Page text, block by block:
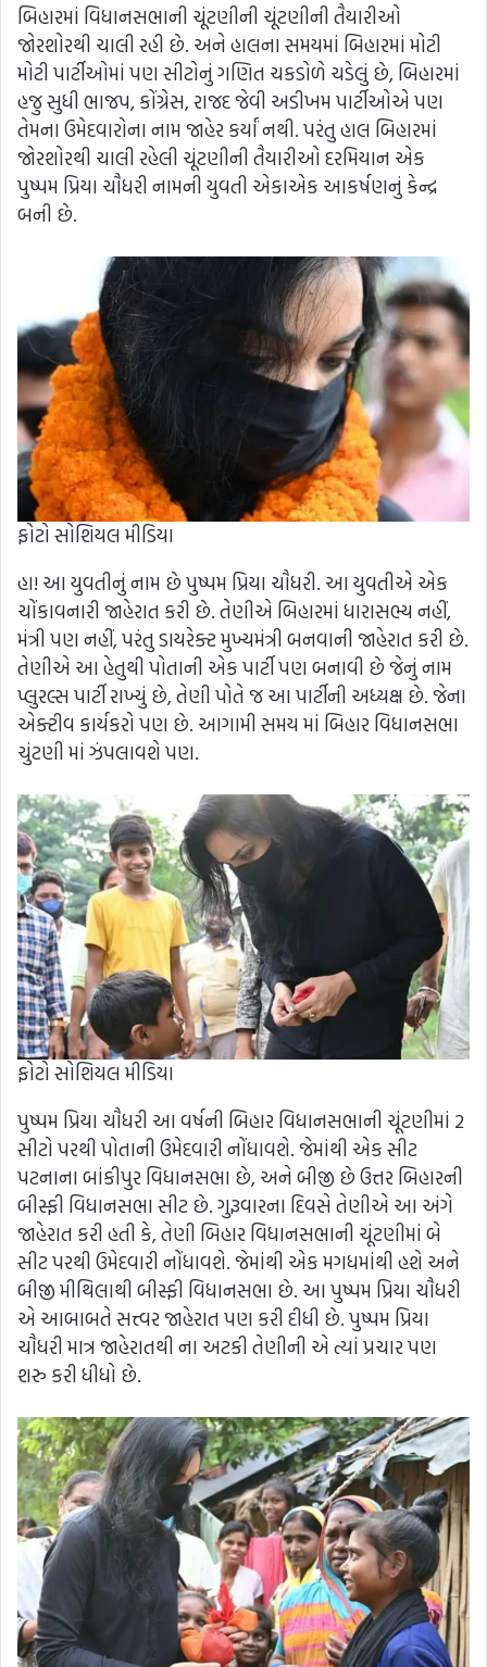
બિહારમાં વિધાનસભાની ચૂંટણીની ચૂંટણીની તૈયારીઓ
જોરશોરથી ચાલી રહી છે. અને હાલના સમયમાં બિહારમાં મોટી
મોટી પાર્ટીઓમાં પણ સીટોનું ગણિત ચકડોળે ચડેલું છે, બિહારમાં
હજુ સુધી ભાજપ, કોંગ્રેસ, રાજદ જેવી અડીખમ પાર્ટીઓએ પણ
તેમના ઉમેદવારોના નામ જાહેર કર્યાં નથી. પરંતુ હાલ બિહારમાં
જોરશોરથી ચાલી રહેલી ચૂંટણીની તૈયારીઓ દરમિયાન એક
પુષ્પમ પ્રિયા ચૌધરી નામની યુવતી એકાએક આકર્ષણનું કેન્દ્ર
બની છે.
ફોટો સોશિયલ મીડિયા
હા! આ યુવતીનું નામ છે પુષ્પમ પ્રિયા ચૌધરી. આ યુવતીએ એક
ચોંકાવનારી જાહેરાત કરી છે. તેણીએ બિહારમાં ધારાસભ્ય નહીં,
મંત્રી પણ નહીં, પરંતુ ડાયરેક્ટ મુખ્યમંત્રી બનવાની જાહેરાત કરી છે.
તેણીએ આ હેતુથી પોતાની એક પાર્ટી પણ બનાવી છે જેનું નામ
પ્લુરલ્સ પાર્ટી રાખ્યું છે, તેણી પોતે જ આ પાર્ટીની અધ્યક્ષ છે. જેના
એક્ટીવ કાર્યકરો પણ છે. આગામી સમય માં બિહાર વિધાનસભા
ચુંટણી માં ઝંપલાવશે પણ.
ફોટો સોશિયલ મીડિયા
પુષ્પમ પ્રિયા ચૌધરી આ વર્ષની બિહાર વિધાનસભાની ચૂંટણીમાં 2
સીટો પરથી પોતાની ઉમેદવારી નોંધાવશે. જેમાંથી એક સીટ
પટનાના બાંકીપુર વિધાનસભા છે, અને બીજી છે ઉત્તર બિહારની
બીસ્ફી વિધાનસભા સીટ છે. ગુરૂવારના દિવસે તેણીએ આ અંગે
જાહેરાત કરી હતી કે, તેણી બિહાર વિધાનસભાની ચૂંટણીમાં બે
સીટ પરથી ઉમેદવારી નોંધાવશે. જેમાંથી એક મગધમાંથી હશે અને
બીજી મીથિલાથી બીસ્ફી વિધાનસભા છે. આ પુષ્પમ પ્રિયા ચૌધરી
એ આબાબતે સત્ત્વર જાહેરાત પણ કરી દીધી છે. પુષ્પમ પ્રિયા
ચૌધરી માત્ર જાહેરાતથી ના અટકી તેણીની એ ત્યાં પ્રચાર પણ
શરુ કરી ધીધો છે.